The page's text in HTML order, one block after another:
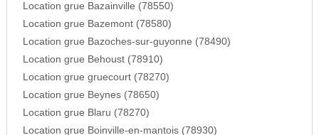
Location grue Bazainville (78550)
Location grue Bazemont (78580)
Location grue Bazoches-sur-guyonne (78490)
Location grue Behoust (78910)
Location grue gruecourt (78270)
Location grue Beynes (78650)
Location grue Blaru (78270)
Location grue Boinville-en-mantois (78930)